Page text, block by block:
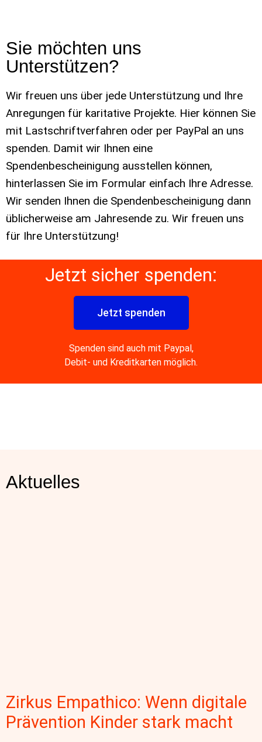
Sie möchten uns
Unterstützen?
Wir freuen uns über jede Unterstützung und Ihre
Anregungen für karitative Projekte. Hier können Sie
mit Lastschriftverfahren oder per PayPal an uns
spenden. Damit wir Ihnen eine
Spendenbescheinigung ausstellen können,
hinterlassen Sie im Formular einfach Ihre Adresse.
Wir senden Ihnen die Spendenbescheinigung dann
üblicherweise am Jahresende zu. Wir freuen uns
für Ihre Unterstützung!
Jetzt sicher spenden:
Jetzt spenden
Spenden sind auch mit Paypal,
Debit- und Kreditkarten möglich.
Aktuelles
Zirkus Empathico: Wenn digitale
Prävention Kinder stark macht